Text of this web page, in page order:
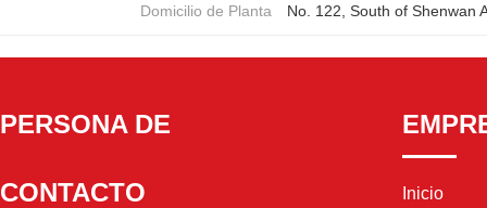
Domicilio de Planta No. 122, South of Shenwan
PERSONA DE
CONTACTO
Inicio